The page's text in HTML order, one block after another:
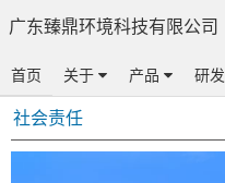
广东臻鼎环境科技有限公司
首页 关于 产品 研发
社会责任